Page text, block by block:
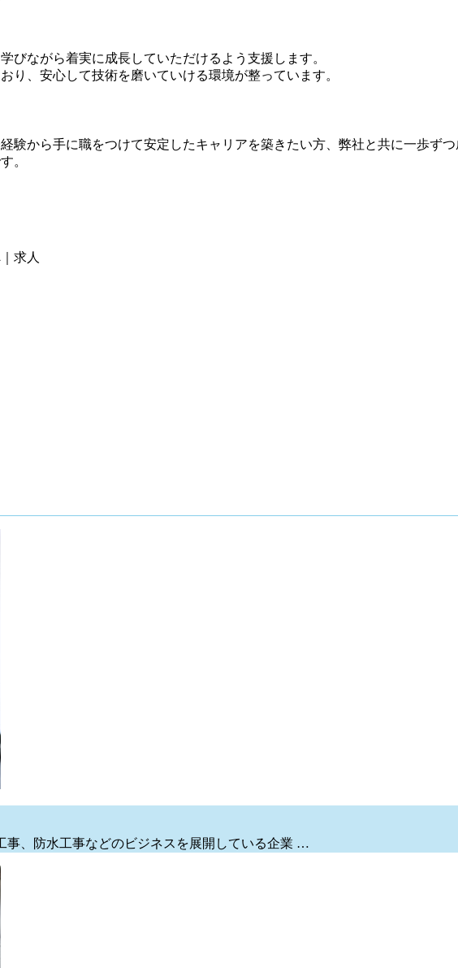
びながら着実に成長していただけるよう支援します。
り、安心して技術を磨いていける環境が整っています。
から手に職をつけて安定したキャリアを築きたい方、弊社と共に一歩ずつ
。
求人
事、防水工事などのビジネスを展開している企業 …